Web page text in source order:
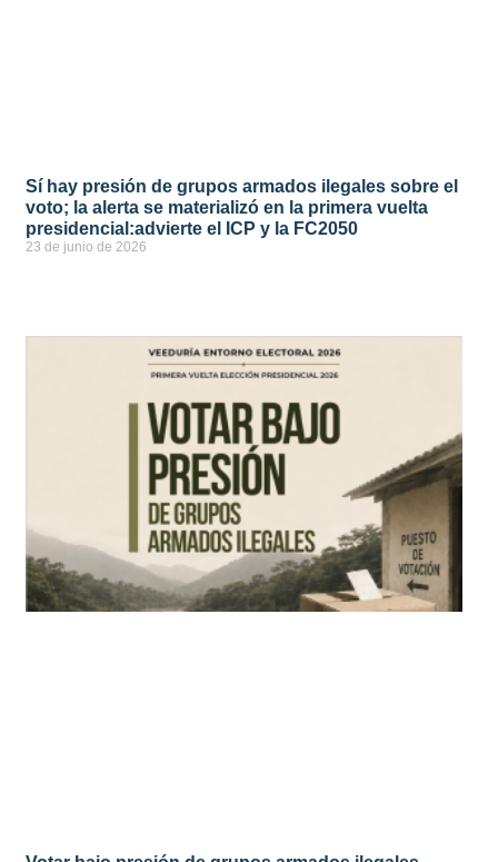
Sí hay presión de grupos armados ilegales sobre el
voto; la alerta se materializó en la primera vuelta
presidencial:advierte el ICP y la FC2050
23 de junio de 2026